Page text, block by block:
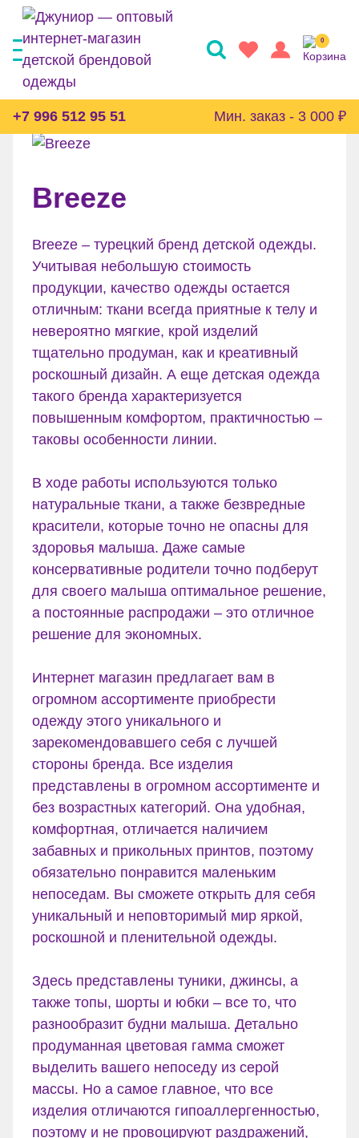
0
+7 996 512 95 51 Мин. заказ - 3 000 ₽
БРЕНДЫ
Breeze
Breeze – турецкий бренд детской одежды.
Учитывая небольшую стоимость
продукции, качество одежды остается
отличным: ткани всегда приятные к телу и
невероятно мягкие, крой изделий
тщательно продуман, как и креативный
роскошный дизайн. А еще детская одежда
такого бренда характеризуется
повышенным комфортом, практичностью –
таковы особенности линии.
В ходе работы используются только
натуральные ткани, а также безвредные
красители, которые точно не опасны для
здоровья малыша. Даже самые
консервативные родители точно подберут
для своего малыша оптимальное решение,
а постоянные распродажи – это отличное
решение для экономных.
Интернет магазин предлагает вам в
огромном ассортименте приобрести
одежду этого уникального и
зарекомендовавшего себя с лучшей
стороны бренда. Все изделия
представлены в огромном ассортименте и
без возрастных категорий. Она удобная,
комфортная, отличается наличием
забавных и прикольных принтов, поэтому
обязательно понравится маленьким
непоседам. Вы сможете открыть для себя
уникальный и неповторимый мир яркой,
роскошной и пленительной одежды.
Здесь представлены туники, джинсы, а
также топы, шорты и юбки – все то, что
разнообразит будни малыша. Детально
продуманная цветовая гамма сможет
выделить вашего непоседу из серой
массы. Но а самое главное, что все
изделия отличаются гипоаллергенностью,
поэтому и не провоцируют раздражений,